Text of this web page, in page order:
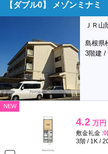
【ダブル0】 メゾンミナミ
ＪＲ
島根県
3階建 /
NEW
4.2 万円
敷金礼金 :0
3階 / 1K /